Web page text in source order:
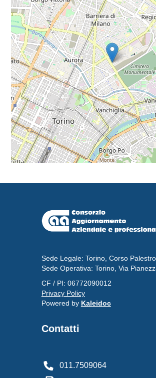
Sede Legale: Torino, Corso
Sede Operativa: Torino, Via
CF / PI: 06772090012
Privacy Policy
Powered by Kaleidoc
Contatti
011.7509064